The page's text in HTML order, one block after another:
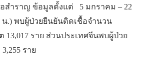
อสำราญ ข้อมูลตั้งแต่ 5 มกราคม – 22
น.) พบผู้ป่วยยืนยันติดเชื้อจำนวน
13,017 ราย ส่วนประเทศจีนพบผู้ป่วย
ราย